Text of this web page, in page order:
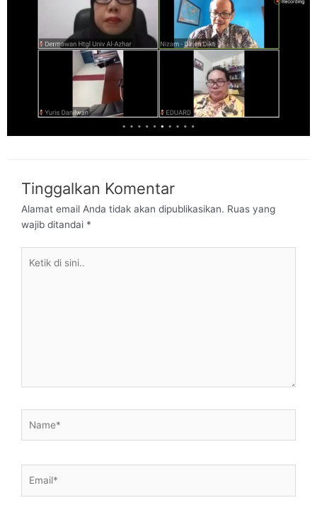
Tinggalkan Komentar
Alamat email Anda tidak akan dipublikasikan. Ruas yang
wajib ditandai *